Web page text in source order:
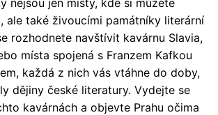
ale také živoucími památníky literární
rozhodnete navštívit kavárnu Slavia,
místa spojená s Franzem Kafkou
každá z nich vás vtáhne do doby,
dějiny české literatury. Vydejte se
kavárnách a objevte Prahu očima